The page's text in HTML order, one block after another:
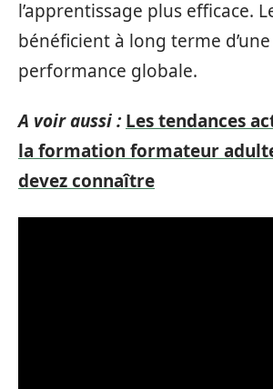
l’apprentissage plus efficace.
bénéficient à long terme
performance globale.
A voir aussi : Les tendances
la formation formateur
devez connaître